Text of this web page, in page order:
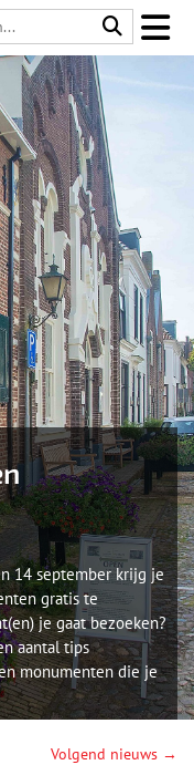
14 september krijg je
gratis te
je gaat bezoeken?
aantal tips
monumenten die je
Volgend nieuws →